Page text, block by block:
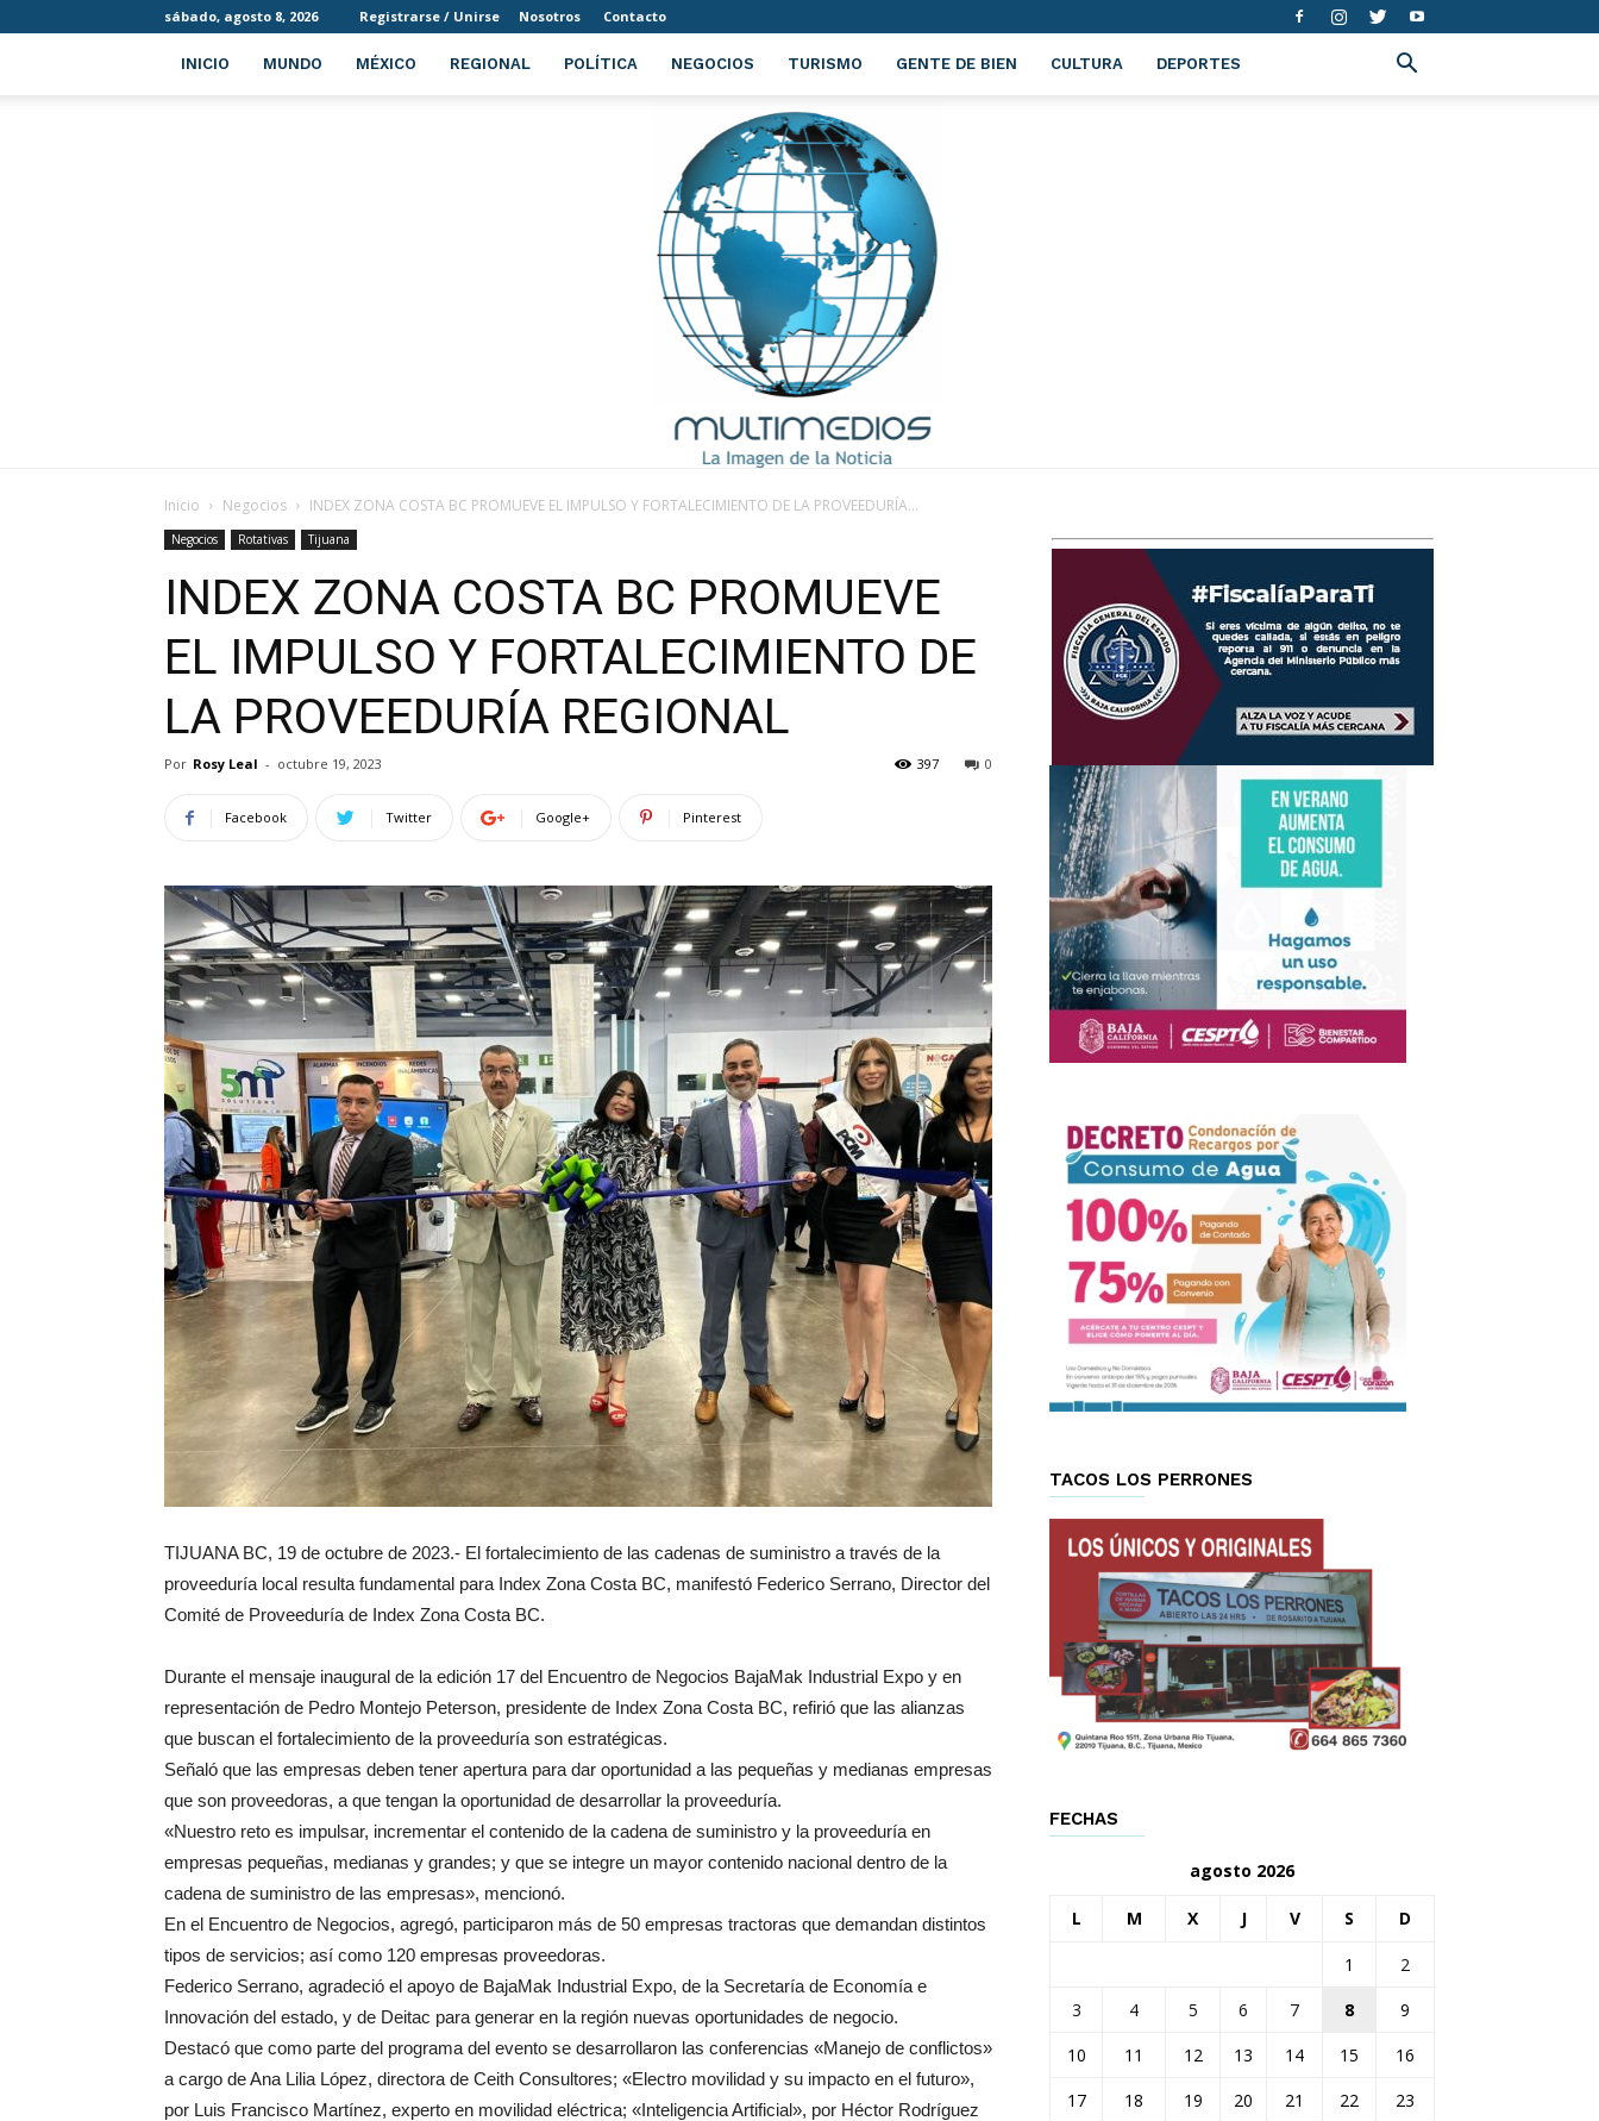
sábado, agosto 8, 2026 Registrarse / Unirse Nosotros Contacto
INICIO MUNDO MÉXICO REGIONAL POLÍTICA NEGOCIOS TURISMO GENTE DE BIEN CULTURA DEPORTES
Inicio Negocios INDEX ZONA COSTA BC PROMUEVE EL IMPULSO Y FORTALECIMIENTO DE LA PROVEEDURÍA...
Negocios Rotativas Tijuana
INDEX ZONA COSTA BC PROMUEVE
EL IMPULSO Y FORTALECIMIENTO DE
LA PROVEEDURÍA REGIONAL
Por Rosy Leal - octubre 19, 2023 0
397
Facebook Twitter Google+ Pinterest
TIJUANA BC, 19 de octubre de 2023.- El fortalecimiento de las cadenas de suministro a través de la
proveeduría local resulta fundamental para Index Zona Costa BC, manifestó Federico Serrano, Director del
Comité de Proveeduría de Index Zona Costa BC.
Durante el mensaje inaugural de la edición 17 del Encuentro de Negocios BajaMak Industrial Expo y en
representación de Pedro Montejo Peterson, presidente de Index Zona Costa BC, refirió que las alianzas
que buscan el fortalecimiento de la proveeduría son estratégicas.
Señaló que las empresas deben tener apertura para dar oportunidad a las pequeñas y medianas empresas
que son proveedoras, a que tengan la oportunidad de desarrollar la proveeduría.
«Nuestro reto es impulsar, incrementar el contenido de la cadena de suministro y la proveeduría en
empresas pequeñas, medianas y grandes; y que se integre un mayor contenido nacional dentro de la
cadena de suministro de las empresas», mencionó.
En el Encuentro de Negocios, agregó, participaron más de 50 empresas tractoras que demandan distintos
tipos de servicios; así como 120 empresas proveedoras.
Federico Serrano, agradeció el apoyo de BajaMak Industrial Expo, de la Secretaría de Economía e
Innovación del estado, y de Deitac para generar en la región nuevas oportunidades de negocio.
Destacó que como parte del programa del evento se desarrollaron las conferencias «Manejo de conflictos»
a cargo de Ana Lilia López, directora de Ceith Consultores; «Electro movilidad y su impacto en el futuro»,
por Luis Francisco Martínez, experto en movilidad eléctrica; «Inteligencia Artificial», por Héctor Rodríguez
TACOS LOS PERRONES
FECHAS
agosto 2026
L M X J V S D
1
2
3
4 5 6 7 8
9
10
11 12 13 14 15
16
17
18 19 20 21 22
23